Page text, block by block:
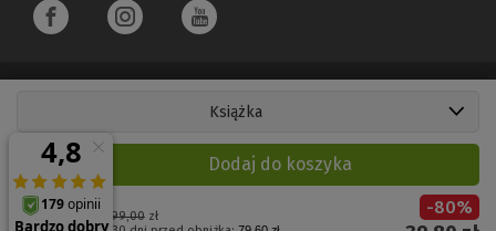
Książka
Cena regularna: 199,00zł
-80%
Dodaj do koszyka
Copyright 1997 - 2026 Wolters Kluwer Polska Sp. z o.o.
Płatności elektroniczne
(Nowe
(Link